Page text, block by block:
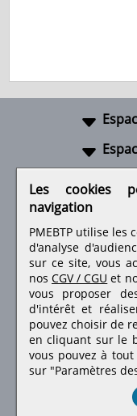
Retrouvez-
Les cookies
navigation
PMEBTP utilise les
d'analyse
sur ce site, vous
nos CGV / CGU et
vous proposer
d'intérêt et
pouvez choisir de
en cliquant sur le
vous pouvez à
sur "Paramètres